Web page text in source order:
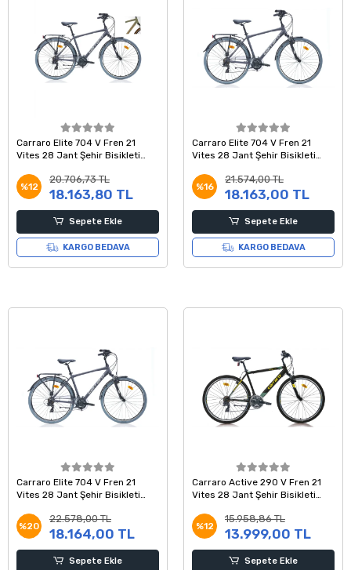
Carraro Elite 704 V Fren 21
Vites 28 Jant Şehir Bisikleti
48 Kadro
%12
20.706,73 TL
18.163,80 TL
Sepete Ekle
KARGO BEDAVA
Carraro Elite 704 V Fren 21
Vites 28 Jant Şehir Bisikleti
%16
21.574,00 TL
18.163,00 TL
Sepete Ekle
KARGO BEDAVA
Carraro Elite 704 V Fren 21
Vites 28 Jant Şehir Bisikleti
%20
22.578,00 TL
18.164,00 TL
Sepete Ekle
Carraro Active 290 V Fren 21
Vites 28 Jant Şehir Bisikleti
%12
15.958,86 TL
13.999,00 TL
Sepete Ekle